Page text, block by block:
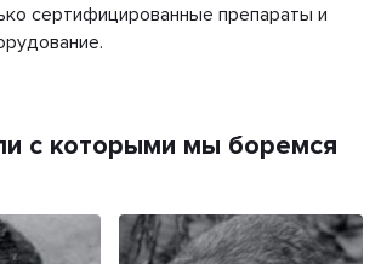
сертифицированные препараты и
с которыми мы боремся